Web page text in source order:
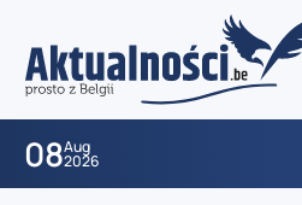
08Aug
2026